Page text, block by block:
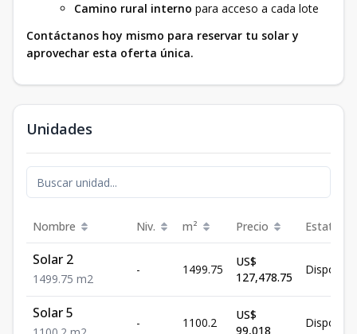
Camino rural interno para acceso a cada lote
Contáctanos hoy mismo para reservar tu solar y
aprovechar esta oferta única.
Unidades
Nombre Niv. m² Precio Estatus
Solar 2
1499.75 m2
- 1499.75
US$
127,478.75
Solar 5
- 1100.2
US$
99,018